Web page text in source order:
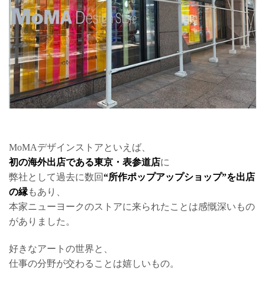
MoMAデザインストアといえば、
初の海外出店である東京・表参道店に
弊社として過去に数回“所作ポップアップショップ”を出店
の縁もあり、
本家ニューヨークのストアに来られたことは感慨深いもの
がありました。
好きなアートの世界と、
仕事の分野が交わることは嬉しいもの。